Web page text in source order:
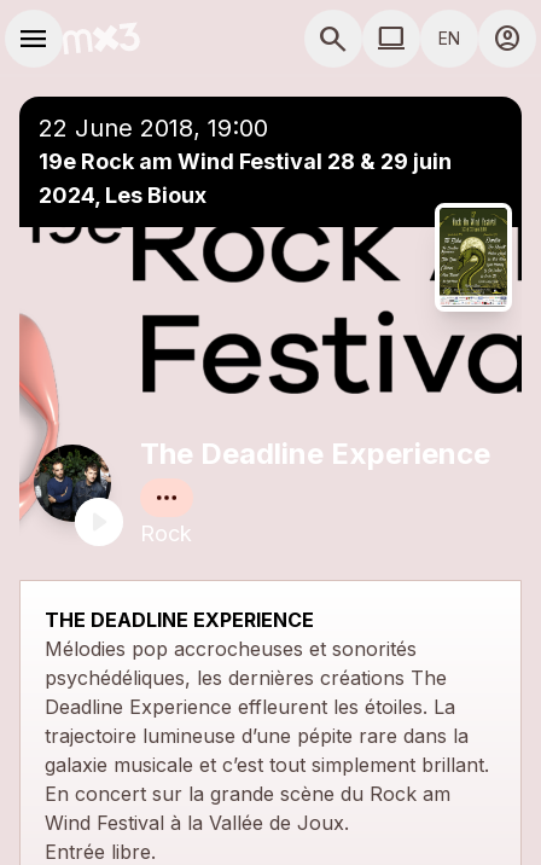
menu search COMPUTER USE
computer EN account_circle
22 June 2018, 19:00
19e Rock am Wind Festival 28 & 29 juin
2024, Les Bioux
The Deadline Experience
Rock
THE DEADLINE EXPERIENCE
Mélodies pop accrocheuses et sonorités
psychédéliques, les dernières créations The
Deadline Experience effleurent les étoiles. La
trajectoire lumineuse d’une pépite rare dans la
galaxie musicale et c’est tout simplement brillant.
En concert sur la grande scène du Rock am
Wind Festival à la Vallée de Joux.
Entrée libre.
Add to a playlist close